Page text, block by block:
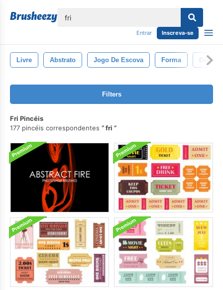
Entrar Inscreva-se
Livre Abstrato Jogo De Escova Forma
Filters
Fri Pincéis
177 pincéis correspondentes
fri